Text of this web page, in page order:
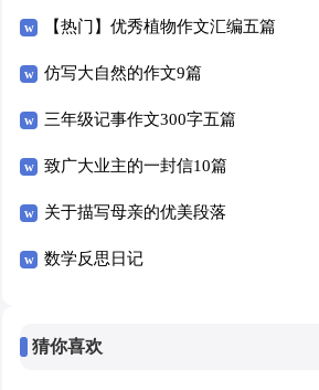
【热门】优秀植物作文汇编五篇
仿写大自然的作文9篇
三年级记事作文300字五篇
致广大业主的一封信10篇
关于描写母亲的优美段落
数学反思日记
猜你喜欢